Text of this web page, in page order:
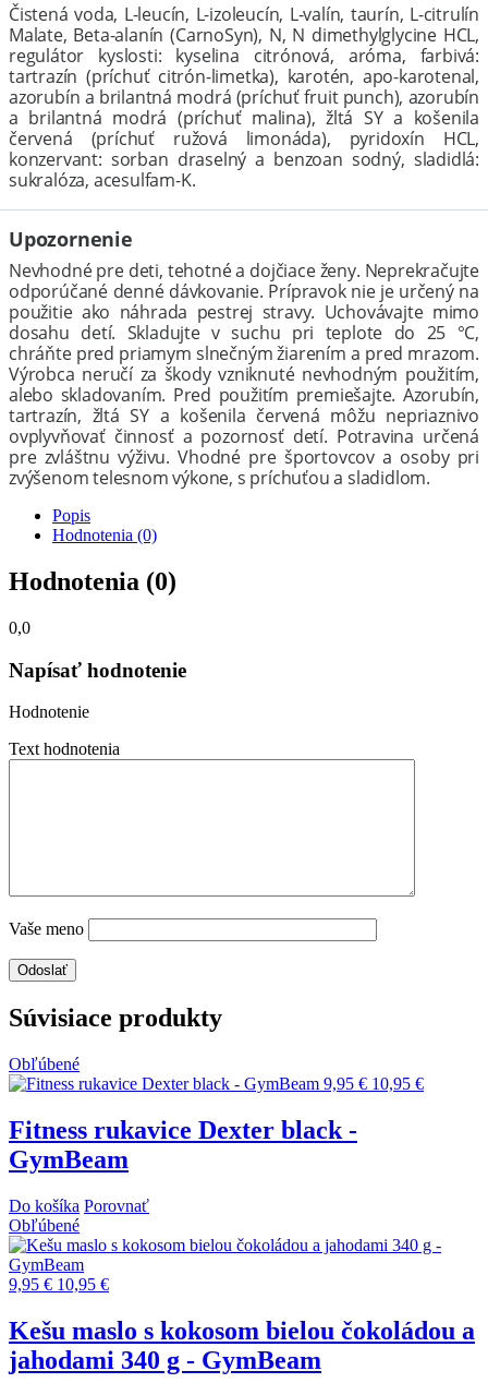
Čistená voda, L-leucín, L-izoleucín, L-valín, taurín, L-citrulín
Malate, Beta-alanín (CarnoSyn), N, N dimethylglycine HCL,
regulátor kyslosti: kyselina citrónová, aróma, farbivá:
tartrazín (príchuť citrón-limetka), karotén, apo-karotenal,
azorubín a brilantná modrá (príchuť fruit punch), azorubín
a brilantná modrá (príchuť malina), žltá SY a košenila
červená (príchuť ružová limonáda), pyridoxín HCL,
konzervant: sorban draselný a benzoan sodný, sladidlá:
sukralóza, acesulfam-K.
Upozornenie
Nevhodné pre deti, tehotné a dojčiace ženy. Neprekračujte
odporúčané denné dávkovanie. Prípravok nie je určený na
použitie ako náhrada pestrej stravy. Uchovávajte mimo
dosahu detí. Skladujte v suchu pri teplote do 25 °C,
chráňte pred priamym slnečným žiarením a pred mrazom.
Výrobca neručí za škody vzniknuté nevhodným použitím,
alebo skladovaním. Pred použitím premiešajte. Azorubín,
tartrazín, žltá SY a košenila červená môžu nepriaznivo
ovplyvňovať činnosť a pozornosť detí. Potravina určená
pre zvláštnu výživu. Vhodné pre športovcov a osoby pri
zvýšenom telesnom výkone, s príchuťou a sladidlom.
Popis
Hodnotenia (0)
Hodnotenia (0)
0,0
Napísať hodnotenie
Hodnotenie
Text hodnotenia
Vaše meno
Súvisiace produkty
Obľúbené
9,95 € 10,95 €
Fitness rukavice Dexter black -
GymBeam
Do košíka Porovnať
Obľúbené
9,95 € 10,95 €
Kešu maslo s kokosom bielou čokoládou a
jahodami 340 g - GymBeam